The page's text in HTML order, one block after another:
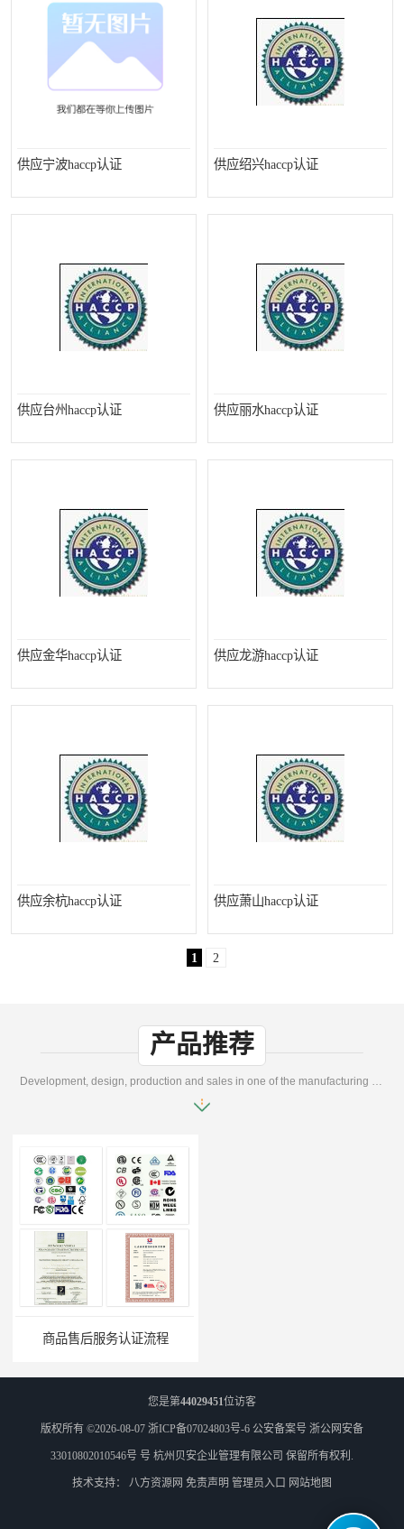
供应宁波haccp认证 供应绍兴haccp认证
供应台州haccp认证 供应丽水haccp认证
供应金华haccp认证 供应龙游haccp认证
供应余杭haccp认证 供应萧山haccp认证
1 2
产品推荐
Development, design, production and sales in one of the manufacturing enterprises
商品售后服务认证流程
您是第44029451位访客
版权所有 ©2026-08-07 浙ICP备07024803号-6 公安备案号 浙公网安备
33010802010546号 号 杭州贝安企业管理有限公司 保留所有权利.
技术支持： 八方资源网 免责声明 管理员入口 网站地图